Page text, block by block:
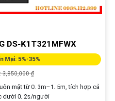
DS-K1T321MFWX
Mại: 5%-35%
3,850,000 ₫
mặt từ 0. 3m–1. 5m, tích hợp cả
dưới 0. 2s/người